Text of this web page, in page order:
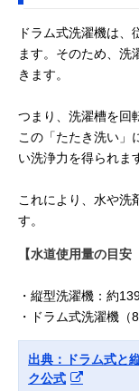
ドラム式洗濯機は
ます。そのため、洗
きます。
つまり、洗濯槽を回
この「たたき洗い」
い洗浄力を得られま
これにより、水や洗
す。
【水道使用量の目安
・縦型洗濯機：約
・ドラム式洗濯機（
出典：ドラム式と
ク公式